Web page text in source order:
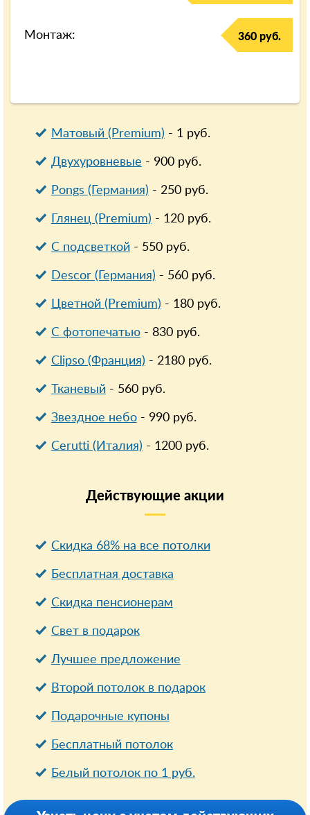
Монтаж: 360 руб.
Матовый (Premium) - 1руб.
Двухуровневые - 900руб.
Pongs (Германия) - 250руб.
Глянец (Premium) - 120руб.
С подсветкой- 550руб.
Descor (Германия) - 560руб.
Цветной (Premium) - 180руб.
С фотопечатью- 830руб.
Clipso (Франция) - 2180руб.
Тканевый- 560руб.
Звездное небо- 990руб.
Cerutti (Италия) - 1200руб.
Действующие акции
Скидка 68% на все потолки
Бесплатная доставка
Cкидка пенсионерам
Свет в подарок
Лучшее предложение
Второй потолок в подарок
Подарочные купоны
Бесплатный потолок
Белый потолок по 1 руб.